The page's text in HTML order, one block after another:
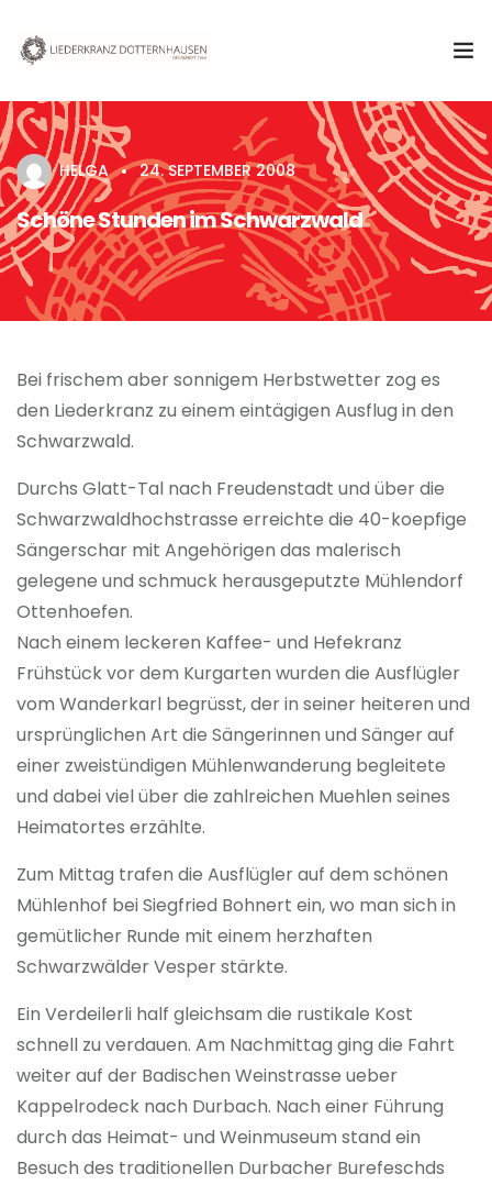
Aktuelles
Verein
Chor
Termine & Veranstaltungen
HELGA 24. SEPTEMBER 2008
Schöne Stunden im Schwarzwald
Bei frischem aber sonnigem Herbstwetter zog es
den Liederkranz zu einem eintägigen Ausflug in den
Schwarzwald.
Durchs Glatt-Tal nach Freudenstadt und über die
Schwarzwaldhochstrasse erreichte die 40-koepfige
Sängerschar mit Angehörigen das malerisch
gelegene und schmuck herausgeputzte Mühlendorf
Ottenhoefen.
Nach einem leckeren Kaffee- und Hefekranz
Frühstück vor dem Kurgarten wurden die Ausflügler
vom Wanderkarl begrüsst, der in seiner heiteren und
ursprünglichen Art die Sängerinnen und Sänger auf
einer zweistündigen Mühlenwanderung begleitete
und dabei viel über die zahlreichen Muehlen seines
Heimatortes erzählte.
Zum Mittag trafen die Ausflügler auf dem schönen
Mühlenhof bei Siegfried Bohnert ein, wo man sich in
gemütlicher Runde mit einem herzhaften
Schwarzwälder Vesper stärkte.
Ein Verdeilerli half gleichsam die rustikale Kost
schnell zu verdauen. Am Nachmittag ging die Fahrt
weiter auf der Badischen Weinstrasse ueber
Kappelrodeck nach Durbach. Nach einer Führung
durch das Heimat- und Weinmuseum stand ein
Besuch des traditionellen Durbacher Burefeschds